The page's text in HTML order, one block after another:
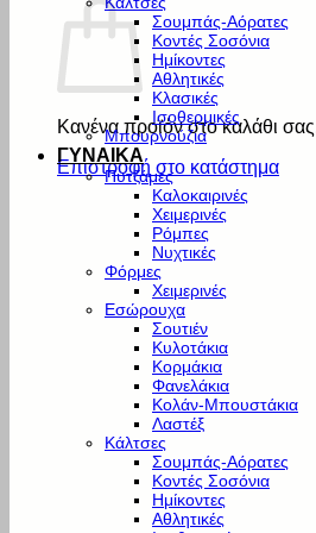
Κανένα προϊόν στο καλάθι
Επιστροφή στο κατάστημα
Σουμπάς-Αόρατες
Κοντές Σοσόνια
Ημίκοντες
Αθλητικές
Κλασικές
Ισοθερμικές
Μπουρνούζια
ΓΥΝΑΙΚΑ
Πυτζάμες
Καλοκαιρινές
Χειμερινές
Ρόμπες
Νυχτικές
Φόρμες
Χειμερινές
Εσώρουχα
Σουτιέν
Κυλοτάκια
Κορμάκια
Φανελάκια
Κολάν-Μπουστάκια
Λαστέξ
Κάλτσες
Σουμπάς-Αόρατες
Κοντές Σοσόνια
Ημίκοντες
Αθλητικές